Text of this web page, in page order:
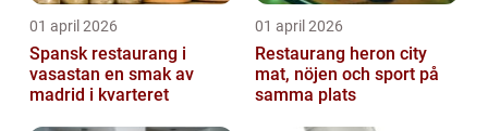
01 april 2026
Spansk restaurang i
vasastan en smak av
madrid i kvarteret
01 april 2026
Restaurang heron city
mat, nöjen och sport på
samma plats